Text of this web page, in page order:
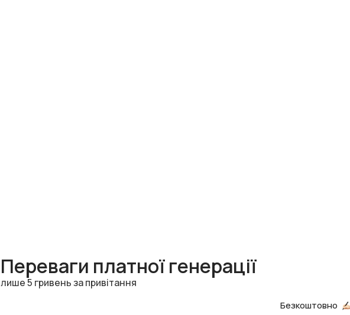
Переваги платної генерації
лише 5 гривень за привітання
Безкоштовно